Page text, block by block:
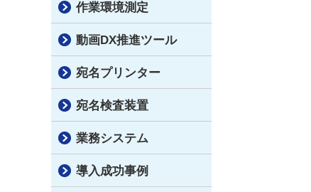
作業環境測定
動画DX推進ツール
宛名プリンター
宛名検査装置
業務システム
導入成功事例